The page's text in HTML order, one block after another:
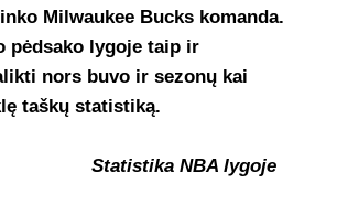
Milwaukee Bucks komanda.
pėdsako lygoje taip ir
nors buvo ir sezonų kai
taškų statistiką.
NBA lygoje